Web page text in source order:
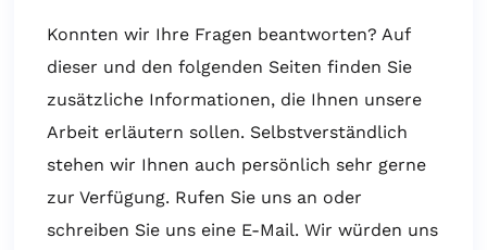
Konnten wir Ihre Fragen beantworten? Auf
dieser und den folgenden Seiten finden Sie
zusätzliche Informationen, die Ihnen unsere
Arbeit erläutern sollen. Selbstverständlich
stehen wir Ihnen auch persönlich sehr gerne
zur Verfügung. Rufen Sie uns an oder
schreiben Sie uns eine E-Mail. Wir würden uns